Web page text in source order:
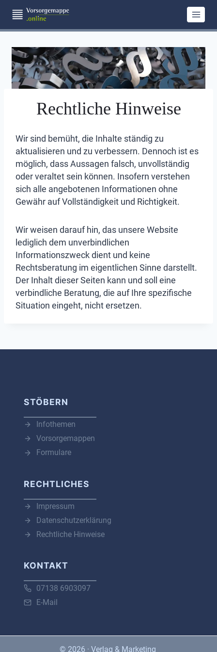
Inhalt
springen
Rechtliche Hinweise
Wir sind bemüht, die Inhalte ständig zu
aktualisieren und zu verbessern. Dennoch ist es
möglich, dass Aussagen falsch, unvollständig
oder veraltet sein können. Insofern verstehen
sich alle angebotenen Informationen ohne
Gewähr auf Vollständigkeit und Richtigkeit.
Wir weisen darauf hin, das unsere Website
lediglich dem unverbindlichen
Informationszweck dient und keine
Rechtsberatung im eigentlichen Sinne darstellt.
Der Inhalt dieser Seiten kann und soll eine
verbindliche Beratung, die auf Ihre spezifische
Situation eingeht, nicht ersetzen.
STÖBERN
Infothemen
Vorsorgemappen
Formulare
RECHTLICHES
Impressum
Datenschutzerklärung
Rechtliche Hinweise
KONTAKT
07138 6903097
E-Mail
© 2026 · Verlag & Marketing